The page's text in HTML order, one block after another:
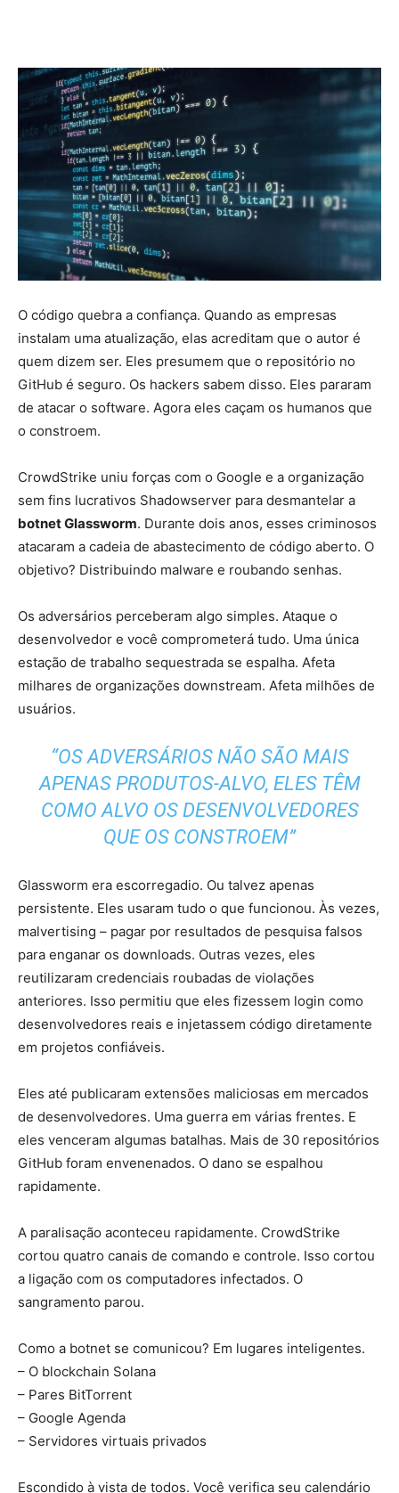
Notícias
de
e
Artificial
O código quebra a confiança. Quando as empresas
instalam uma atualização, elas acreditam que o autor é
quem dizem ser. Eles presumem que o repositório no
GitHub é seguro. Os hackers sabem disso. Eles pararam
de atacar o software. Agora eles caçam os humanos que
o constroem.
CrowdStrike uniu forças com o Google e a organização
sem fins lucrativos Shadowserver para desmantelar a
botnet Glassworm. Durante dois anos, esses criminosos
atacaram a cadeia de abastecimento de código aberto. O
objetivo? Distribuindo malware e roubando senhas.
Os adversários perceberam algo simples. Ataque o
desenvolvedor e você comprometerá tudo. Uma única
estação de trabalho sequestrada se espalha. Afeta
milhares de organizações downstream. Afeta milhões de
usuários.
“OS ADVERSÁRIOS NÃO SÃO MAIS
APENAS PRODUTOS-ALVO, ELES TÊM
COMO ALVO OS DESENVOLVEDORES
QUE OS CONSTROEM”
Glassworm era escorregadio. Ou talvez apenas
persistente. Eles usaram tudo o que funcionou. Às vezes,
malvertising – pagar por resultados de pesquisa falsos
para enganar os downloads. Outras vezes, eles
reutilizaram credenciais roubadas de violações
anteriores. Isso permitiu que eles fizessem login como
desenvolvedores reais e injetassem código diretamente
em projetos confiáveis.
Eles até publicaram extensões maliciosas em mercados
de desenvolvedores. Uma guerra em várias frentes. E
eles venceram algumas batalhas. Mais de 30 repositórios
GitHub foram envenenados. O dano se espalhou
rapidamente.
A paralisação aconteceu rapidamente. CrowdStrike
cortou quatro canais de comando e controle. Isso cortou
a ligação com os computadores infectados. O
sangramento parou.
Como a botnet se comunicou? Em lugares inteligentes.
– O blockchain Solana
– Pares BitTorrent
– Google Agenda
– Servidores virtuais privados
Escondido à vista de todos. Você verifica seu calendário